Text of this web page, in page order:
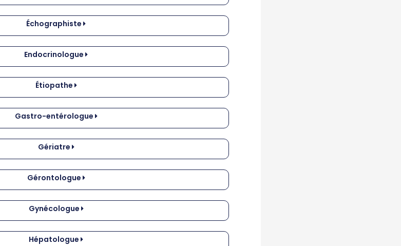
Échographiste
Endocrinologue
Étiopathe
Gastro-entérologue
Gériatre
Gérontologue
Gynécologue
Hépatologue